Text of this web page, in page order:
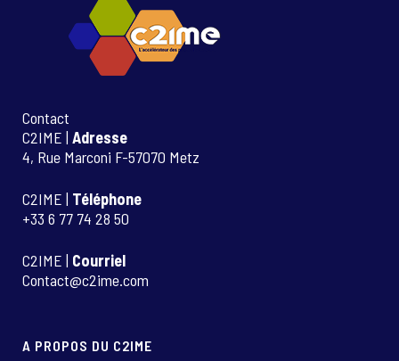
Contact
C2IME | Adresse
4, Rue Marconi F-57070 Metz
C2IME | Téléphone
+33 6 77 74 28 50
C2IME | Courriel
Contact@c2ime.com
A PROPOS DU C2IME